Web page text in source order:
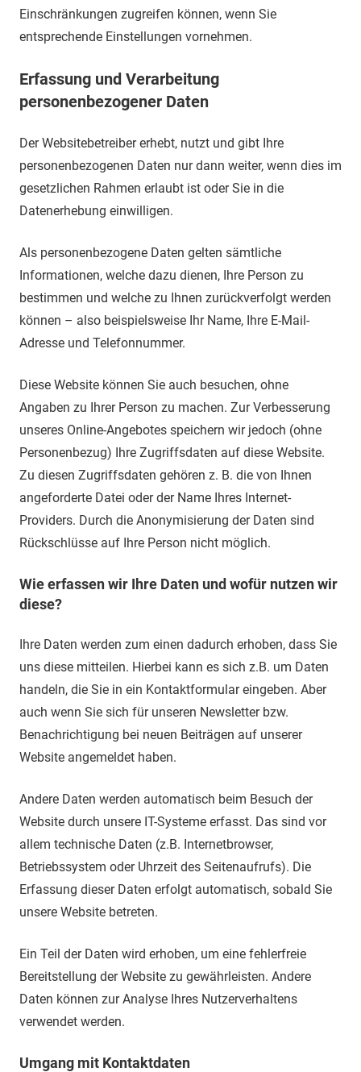
Einschränkungen zugreifen können, wenn Sie
entsprechende Einstellungen vornehmen.
Erfassung und Verarbeitung
personenbezogener Daten
Der Websitebetreiber erhebt, nutzt und gibt Ihre
personenbezogenen Daten nur dann weiter, wenn dies im
gesetzlichen Rahmen erlaubt ist oder Sie in die
Datenerhebung einwilligen.
Als personenbezogene Daten gelten sämtliche
Informationen, welche dazu dienen, Ihre Person zu
bestimmen und welche zu Ihnen zurückverfolgt werden
können – also beispielsweise Ihr Name, Ihre E-Mail-
Adresse und Telefonnummer.
Diese Website können Sie auch besuchen, ohne
Angaben zu Ihrer Person zu machen. Zur Verbesserung
unseres Online-Angebotes speichern wir jedoch (ohne
Personenbezug) Ihre Zugriffsdaten auf diese Website.
Zu diesen Zugriffsdaten gehören z. B. die von Ihnen
angeforderte Datei oder der Name Ihres Internet-
Providers. Durch die Anonymisierung der Daten sind
Rückschlüsse auf Ihre Person nicht möglich.
Wie erfassen wir Ihre Daten und wofür nutzen wir
diese?
Ihre Daten werden zum einen dadurch erhoben, dass Sie
uns diese mitteilen. Hierbei kann es sich z.B. um Daten
handeln, die Sie in ein Kontaktformular eingeben. Aber
auch wenn Sie sich für unseren Newsletter bzw.
Benachrichtigung bei neuen Beiträgen auf unserer
Website angemeldet haben.
Andere Daten werden automatisch beim Besuch der
Website durch unsere IT-Systeme erfasst. Das sind vor
allem technische Daten (z.B. Internetbrowser,
Betriebssystem oder Uhrzeit des Seitenaufrufs). Die
Erfassung dieser Daten erfolgt automatisch, sobald Sie
unsere Website betreten.
Ein Teil der Daten wird erhoben, um eine fehlerfreie
Bereitstellung der Website zu gewährleisten. Andere
Daten können zur Analyse Ihres Nutzerverhaltens
verwendet werden.
Umgang mit Kontaktdaten